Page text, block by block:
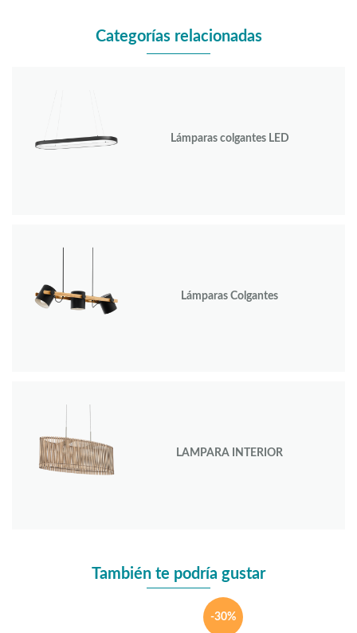
Categorías relacionadas
Lámparas colgantes LED
Lámparas Colgantes
LAMPARA INTERIOR
También te podría gustar
-30%